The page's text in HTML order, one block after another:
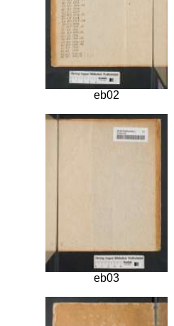
eb02
eb03